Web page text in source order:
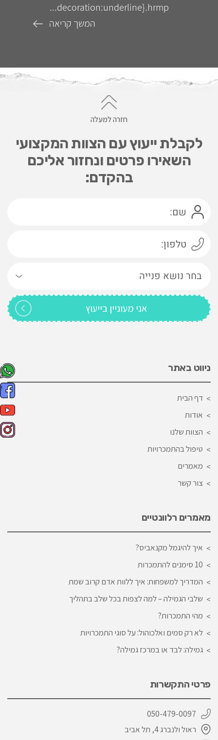
decoration:underline}.hrmp...
המשך קריאה
חזרה למעלה
לקבלת ייעוץ עם הצוות המקצועי
השאירו פרטים ונחזור אליכם
בהקדם:
ניווט באתר
דף הבית
אודות
הצוות שלנו
טיפול בהתמכרויות
מאמרים
צור קשר
מאמרים רלוונטיים
איך להיגמל מקנאביס?
10 סימנים להתמכרות
המדריך למשפחות: איך ללוות אדם קרוב שמת
שלבי הגמילה – למה לצפות בכל שלב בתהליך
מהי התמכרות?
לא רק סמים ואלכוהול: על סוגי התמכרויות
גמילה: לבד או במרכז גמילה?
פרטי התקשרות
050-479-0097
ראול ולנברג 4, תל אביב